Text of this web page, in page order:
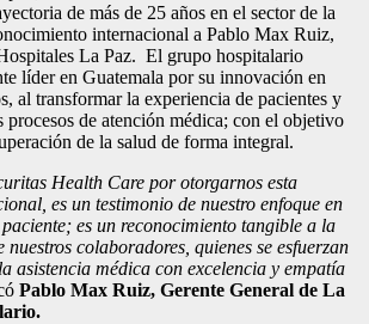
de más de 25 años en el sector de la
internacional a Pablo Max Ruiz,
La Paz. El grupo hospitalario
líder en Guatemala por su innovación en
al transformar la experiencia de pacientes y
procesos de atención médica; con el objetivo
de la salud de forma integral.
Health Care por otorgarnos esta
es un testimonio de nuestro enfoque en
es un reconocimiento tangible a la
colaboradores, quienes se esfuerzan
asistencia médica con excelencia y empatía
Pablo Max Ruiz, Gerente General de La